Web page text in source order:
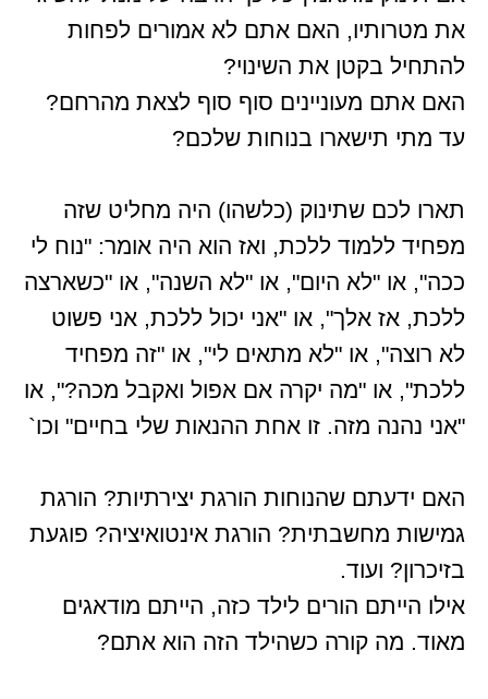
את מטרותיו, האם אתם לא אמורים לפחות
להתחיל בקטן את השינוי?
האם אתם מעוניינים סוף סוף לצאת מהרחם?
עד מתי תישארו בנוחות שלכם?
תארו לכם שתינוק (כלשהו) היה מחליט שזה
מפחיד ללמוד ללכת, ואז הוא היה אומר: "נוח לי
ככה", או "לא היום", או "לא השנה", או "כשארצה
ללכת, אז אלך", או "אני יכול ללכת, אני פשוט
לא רוצה", או "לא מתאים לי", או "זה מפחיד
ללכת", או "מה יקרה אם אפול ואקבל מכה?", או
"אני נהנה מזה. זו אחת ההנאות שלי בחיים" וכו`
האם ידעתם שהנוחות הורגת יצירתיות? הורגת
גמישות מחשבתית? הורגת אינטואיציה? פוגעת
בזיכרון? ועוד.
אילו הייתם הורים לילד כזה, הייתם מודאגים
מאוד. מה קורה כשהילד הזה הוא אתם?